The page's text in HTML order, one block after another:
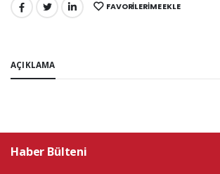
PAYLAŞ: FAVORILERIME EKLE
AÇIKLAMA
Haber Bülteni